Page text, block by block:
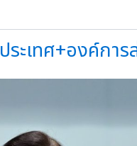
ะเทศ+องค์การ